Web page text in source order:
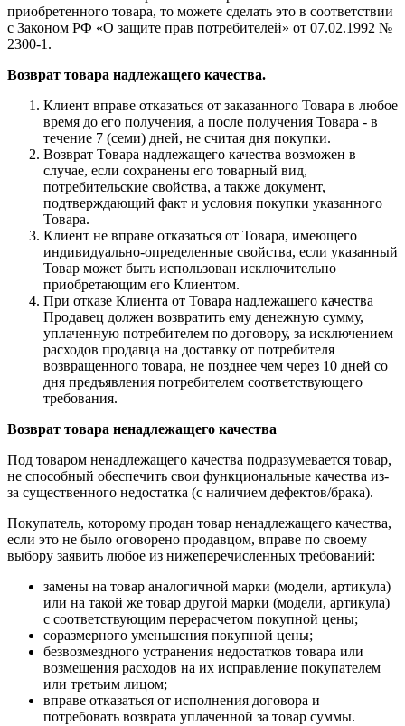
приобретенного товара, то можете сделать это в соответствии
с Законом РФ «О защите прав потребителей» от 07.02.1992 №
2300-1.
Возврат товара надлежащего качества.
Клиент вправе отказаться от заказанного Товара в любое
время до его получения, а после получения Товара - в
течение 7 (семи) дней, не считая дня покупки.
Возврат Товара надлежащего качества возможен в
случае, если сохранены его товарный вид,
потребительские свойства, а также документ,
подтверждающий факт и условия покупки указанного
Товара.
Клиент не вправе отказаться от Товара, имеющего
индивидуально-определенные свойства, если указанный
Товар может быть использован исключительно
приобретающим его Клиентом.
При отказе Клиента от Товара надлежащего качества
Продавец должен возвратить ему денежную сумму,
уплаченную потребителем по договору, за исключением
расходов продавца на доставку от потребителя
возвращенного товара, не позднее чем через 10 дней со
дня предъявления потребителем соответствующего
требования.
Возврат товара ненадлежащего качества
Под товаром ненадлежащего качества подразумевается товар,
не способный обеспечить свои функциональные качества из-
за существенного недостатка (с наличием дефектов/брака).
Покупатель, которому продан товар ненадлежащего качества,
если это не было оговорено продавцом, вправе по своему
выбору заявить любое из нижеперечисленных требований:
замены на товар аналогичной марки (модели, артикула)
или на такой же товар другой марки (модели, артикула)
с соответствующим перерасчетом покупной цены;
соразмерного уменьшения покупной цены;
безвозмездного устранения недостатков товара или
возмещения расходов на их исправление покупателем
или третьим лицом;
вправе отказаться от исполнения договора и
потребовать возврата уплаченной за товар суммы.